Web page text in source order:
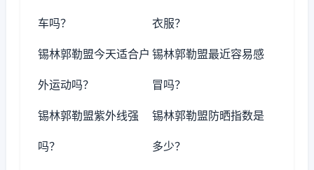
车吗？ 衣服？
锡林郭勒盟今天适合户
外运动吗？
锡林郭勒盟最近容易感
冒吗？
锡林郭勒盟紫外线强
吗？
锡林郭勒盟防晒指数是
多少？